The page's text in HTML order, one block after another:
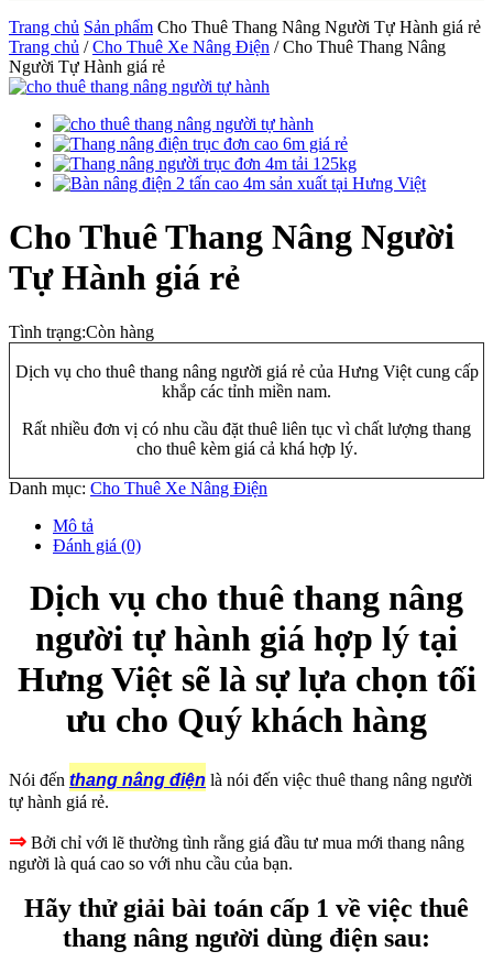
Trang chủ Sản phẩm Cho Thuê Thang Nâng Người Tự Hành giá rẻ
Trang chủ /Cho Thuê Xe Nâng Điện / Cho Thuê Thang Nâng
Người Tự Hành giá rẻ
Cho Thuê Thang Nâng Người
Tự Hành giá rẻ
Tình trạng:Còn hàng
Dịch vụ cho thuê thang nâng người giá rẻ của Hưng Việt cung cấp
khắp các tỉnh miền nam.
Rất nhiều đơn vị có nhu cầu đặt thuê liên tục vì chất lượng thang
cho thuê kèm giá cả khá hợp lý.
Danh mục: Cho Thuê Xe Nâng Điện
Mô tả
Đánh giá (0)
Dịch vụ cho thuê thang nâng
người tự hành giá hợp lý tại
Hưng Việt sẽ là sự lựa chọn tối
ưu cho Quý khách hàng
Nói đến thang nâng điện là nói đến việc thuê thang nâng người
tự hành giá rẻ.
⇒ Bởi chỉ với lẽ thường tình rằng giá đầu tư mua mới thang nâng
người là quá cao so với nhu cầu của bạn.
Hãy thử giải bài toán cấp 1 về việc thuê
thang nâng người dùng điện sau: